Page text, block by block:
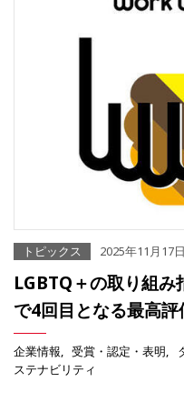
トピックス 2025年11月17日
LGBTQ＋の取り組み
で4回目となる最高
企業情報 受賞・認定・表明
ステナビリティ